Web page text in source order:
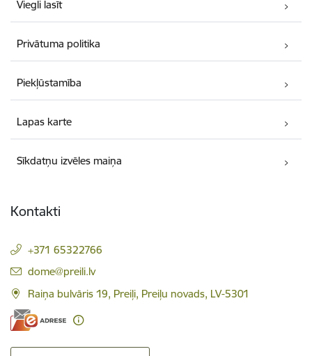
Viegli lasīt
Privātuma politika
Piekļūstamība
Lapas karte
Sīkdatņu izvēles maiņa
Kontakti
+371 65322766
E-pasts:
dome@preili.lv
Raiņa bulvāris 19, Preiļi, Preiļu novads, LV-5301